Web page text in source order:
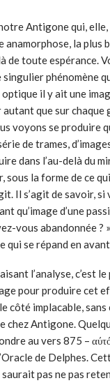
Antigone qui, elle,
anamor­phose, la
de toute espérance.
phénomène
il y ait une
autant que sur
voyons se produire
de trames,
dans l’au-delà du
sous la forme de ce
Il s’agit de
qu’image d’une
vous abandonnée
qui se répand en
l’analyse, c’est
pour produire cet
côté implacable,
chez Antigone.
au vers 875 –
l’Oracle de Delphes.
pas ne pas